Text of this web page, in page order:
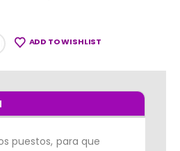
ADD TO WISHLIST
puestos, para que